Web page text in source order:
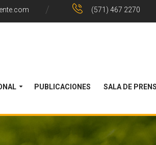
(571) 467 2270
PUBLICACIONES SALA DE